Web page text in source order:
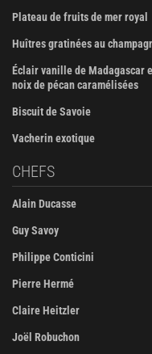
Plateau de fruits de mer royal
Huîtres gratinées au
Éclair vanille de Madagascar
noix de pécan caramélisées
Biscuit de Savoie
Vacherin exotique
CHEFS
Alain Ducasse
Guy Savoy
Philippe Conticini
Pierre Hermé
Claire Heitzler
Joël Robuchon